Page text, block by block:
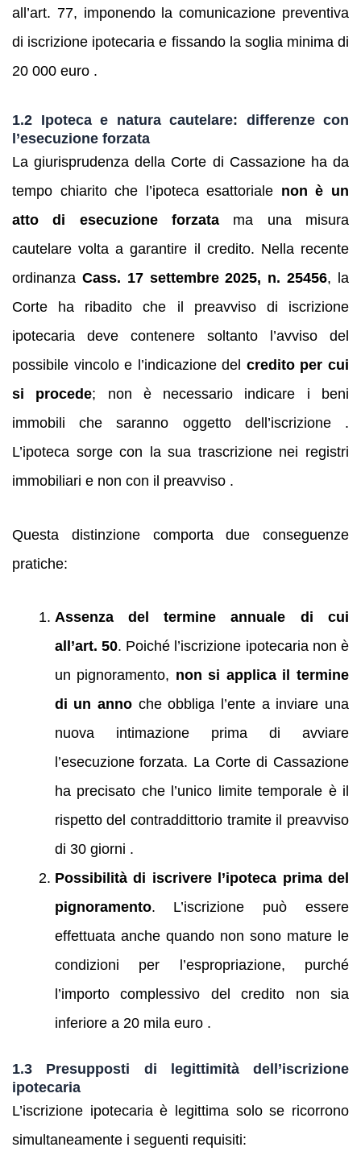
all’art. 77, imponendo la comunicazione preventiva
di iscrizione ipotecaria e fissando la soglia minima di
20 000 euro .
1.2 Ipoteca e natura cautelare: differenze con
l’esecuzione forzata
La giurisprudenza della Corte di Cassazione ha da
tempo chiarito che l’ipoteca esattoriale non è un
atto di esecuzione forzata ma una misura
cautelare volta a garantire il credito. Nella recente
ordinanza Cass. 17 settembre 2025, n. 25456, la
Corte ha ribadito che il preavviso di iscrizione
ipotecaria deve contenere soltanto l’avviso del
possibile vincolo e l’indicazione del credito per cui
si procede; non è necessario indicare i beni
immobili che saranno oggetto dell’iscrizione .
L’ipoteca sorge con la sua trascrizione nei registri
immobiliari e non con il preavviso .
Questa distinzione comporta due conseguenze
pratiche:
Assenza del termine annuale di cui
all’art. 50. Poiché l’iscrizione ipotecaria non è
un pignoramento, non si applica il termine
di un annoche obbliga l’ente a inviare una
nuova intimazione prima di avviare
l’esecuzione forzata. La Corte di Cassazione
ha precisato che l’unico limite temporale è il
rispetto del contraddittorio tramite il preavviso
di 30 giorni .
Possibilità di iscrivere l’ipoteca prima del
pignoramento. L’iscrizione può essere
effettuata anche quando non sono mature le
condizioni per l’espropriazione, purché
l’importo complessivo del credito non sia
inferiore a 20 mila euro .
1.3 Presupposti di legittimità dell’iscrizione
ipotecaria
L’iscrizione ipotecaria è legittima solo se ricorrono
simultaneamente i seguenti requisiti: